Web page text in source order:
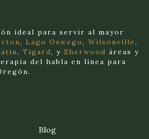
ideal para servir al mayor
, Lago Oswego, Wilsonville,
, Tigard, y Sherwood áreas y
del habla en línea para
Blog